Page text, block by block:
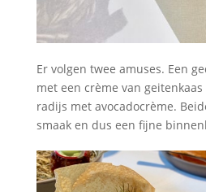
Er volgen twee amuses. Een
met een crème van
radijs met avocadocrème.
smaak en dus een fijne